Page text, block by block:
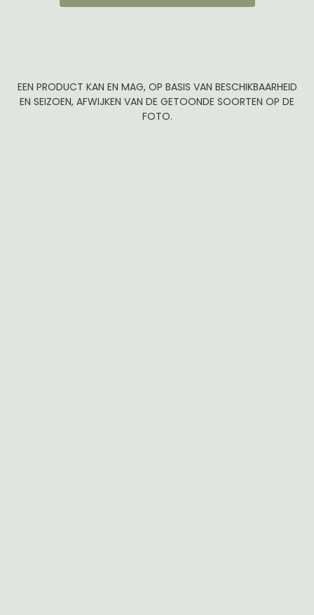
EEN PRODUCT KAN EN MAG, OP BASIS VAN BESCHIKBAARHEID
EN SEIZOEN, AFWIJKEN VAN DE GETOONDE SOORTEN OP DE
FOTO.